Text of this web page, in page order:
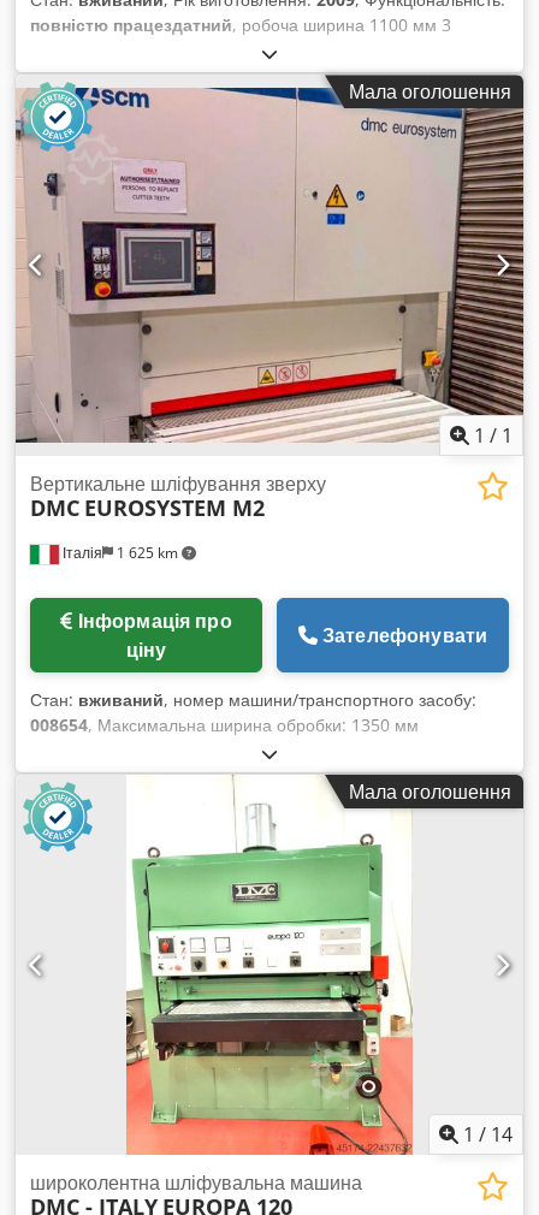
повністю працездатний, робоча ширина 1100 мм 3
внутрішні групи операторів 1 зовнішня група операторів
Crjdpfjznm S Tjx Ac Def охолодження стрічок за допомогою
рідини
Мала оголошення
1 / 1
Італія 1 625 km
Вертикальне шліфування зверху
DMC EUROSYSTEM M2
ціну
Зателефонувати
Стан: вживаний, номер машини/транспортного засобу:
008654, Максимальна ширина обробки: 1350 мм
Мінімальна товщина обробки: 3 мм Робочий стіл:
регульований Вакуумний килимок: так Кількість робочих
вузлів: 2 шт. Crodpfx Acszpfbie Djf Наявність окремого
відсіку для нанесення покриття: так
Мала оголошення
1 / 14
широколентна шліфувальна машина
DMC - ITALY EUROPA 120